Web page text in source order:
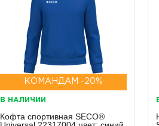
КОМАНДАМ -20%
В НАЛИЧИИ
Кофта спортивная SECO®